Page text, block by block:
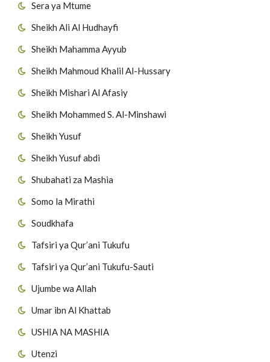
Sera ya Mtume
Sheikh Ali Al Hudhayfi
Sheikh Mahamma Ayyub
Sheikh Mahmoud Khalil Al-Hussary
Sheikh Mishari Al Afasiy
Sheikh Mohammed S. Al-Minshawi
Sheikh Yusuf
Sheikh Yusuf abdi
Shubahati za Mashia
Somo la Mirathi
Soudkhafa
Tafsiri ya Qur’ani Tukufu
Tafsiri ya Qur’ani Tukufu-Sauti
Ujumbe wa Allah
Umar ibn Al Khattab
USHIA NA MASHIA
Utenzi